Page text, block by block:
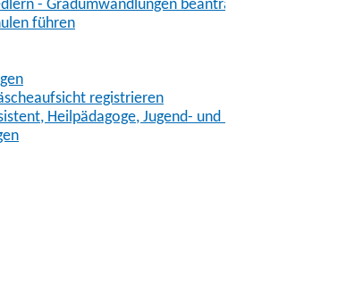
- Gradumwandlungen beantragen
führen
registrieren
Heilpädagoge, Jugend- und Heimerzieher,